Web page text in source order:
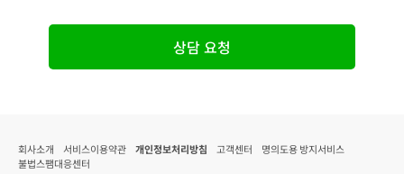
상담 요청
회사소개 서비스이용약관 개인정보처리방침 고객센터
명의도용 방지서비스
불법스팸대응센터